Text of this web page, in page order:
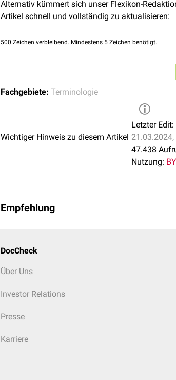
Alternativ kümmert sich unser Flexikon-
Artikel schnell und vollständig zu aktualisieren:
500 Zeichen verbleibend. Mindestens 5 Zeichen benötigt.
Fachgebiete: Terminologie
Wichtiger Hinweis zu diesem Artikel
Letzter Edit:
47.438
Nutzung:
Empfehlung
DocCheck
Über Uns
Investor Relations
Presse
Karriere